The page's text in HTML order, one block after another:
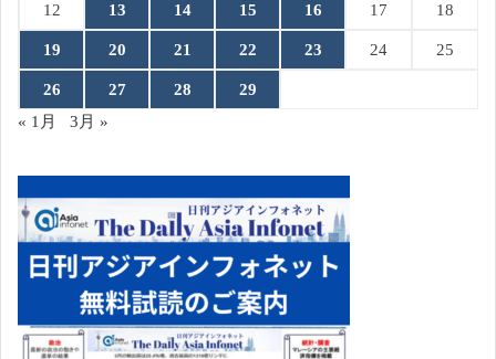
12 13 14 15 16 17 18
19 20 21 22 23 24 25
26 27 28
29
« 1月
3月 »